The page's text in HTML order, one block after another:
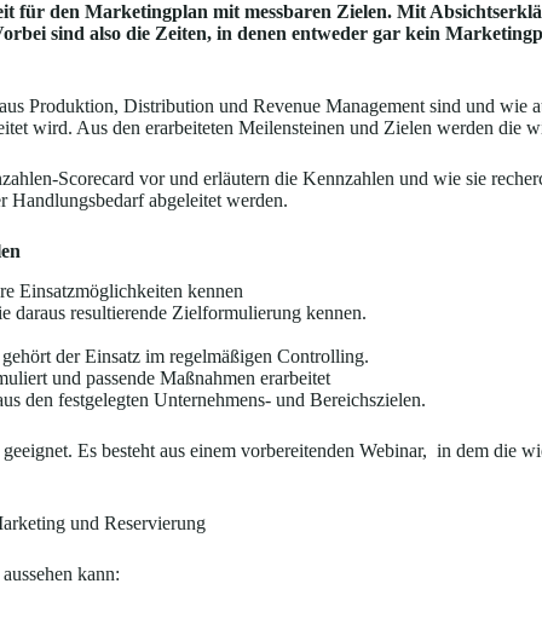
für den Marketingplan mit messbaren Zielen. Mit
sind also die Zeiten, in denen entweder gar kein
Produktion, Distribution und Revenue Management sind und wie
wird. Aus den erarbeiteten Meilensteinen und Zielen werden die
Scorecard vor und erläutern die Kennzahlen und wie sie
Handlungsbedarf abgeleitet werden.
Einsatzmöglichkeiten kennen
daraus resultierende Zielformulierung kennen.
der Einsatz im regelmäßigen Controlling.
und passende Maßnahmen erarbeitet
den festgelegten Unternehmens- und Bereichszielen.
Es besteht aus einem vorbereitenden Webinar, in dem die
und Reservierung
kann: